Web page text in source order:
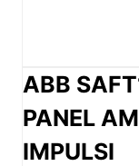
ABB
PANEL
IMPULSI